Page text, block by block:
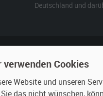
Deutschland und
mieten
verwenden Cookies
Website und unseren
das nicht wünschen,